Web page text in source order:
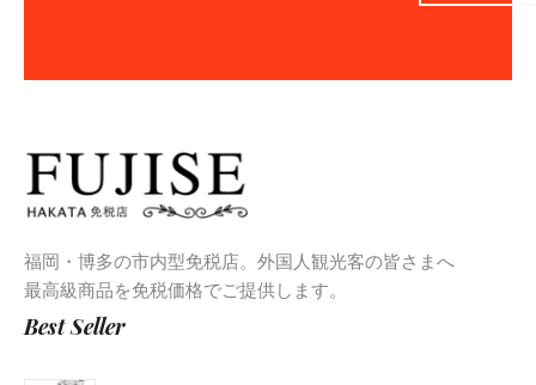
福岡・博多の市内型免税店。外国人観光客の皆さまへ
最高級商品を免税価格でご提供します。
Best Seller